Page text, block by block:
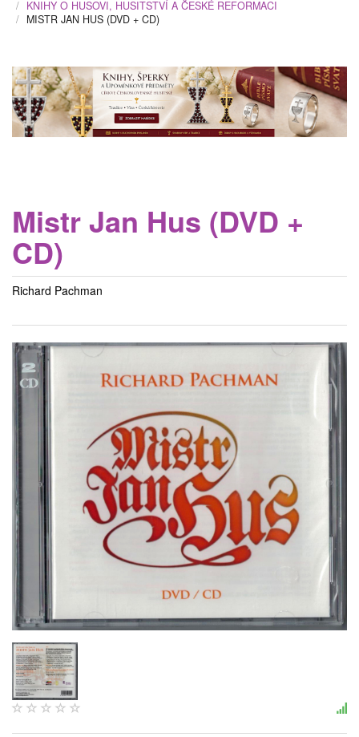
KNIHY O HUSOVI, HUSITSTVÍ A ČESKÉ REFORMACI
MISTR JAN HUS (DVD + CD)
Mistr Jan Hus (DVD +
CD)
Richard Pachman